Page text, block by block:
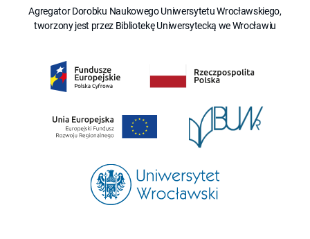
Agregator Dorobku Naukowego Uniwersytetu Wrocławskiego,
tworzony jest przez Bibliotekę Uniwersytecką we Wrocławiu